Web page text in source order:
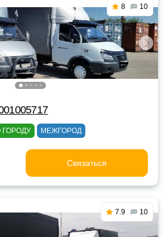
8 10
ГОРОДУ МЕЖГОРОД
Связаться
7.9 10